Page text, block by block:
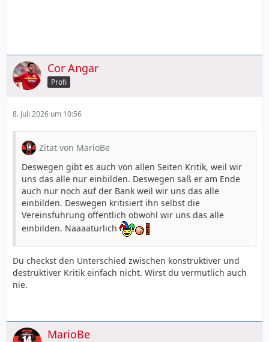
Cor Angar
Profi
8. Juli 2026 um 10:56
Zitat von MarioBe
Deswegen gibt es auch von allen Seiten Kritik, weil wir
uns das alle nur einbilden. Deswegen saß er am Ende
auch nur noch auf der Bank weil wir uns das alle
einbilden. Deswegen kritisiert ihn selbst die
Vereinsführung öffentlich obwohl wir uns das alle
einbilden. Naaaatürlich
Du checkst den Unterschied zwischen konstruktiver und
destruktiver Kritik einfach nicht. Wirst du vermutlich auch
nie.
MarioBe